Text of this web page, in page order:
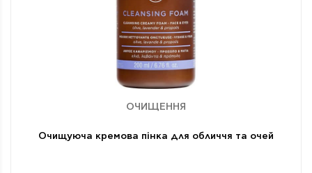
ОЧИЩЕННЯ
Очищуюча кремова пінка для обличчя та очей